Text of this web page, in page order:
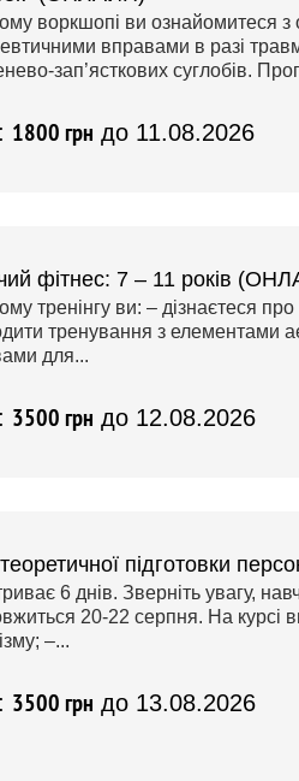
воркшопі ви ознайомитеся з
вправами в разі
зап’ясткових суглобів.
1800 грн до 11.08.2026
фітнес: 7 – 11 років
тренінгу ви: – дізнаєтеся про
тренування з елементами
для...
3500 грн до 12.08.2026
підготовки
6 днів. Зверніть увагу,
20-22 серпня. На курсі
–...
3500 грн до 13.08.2026